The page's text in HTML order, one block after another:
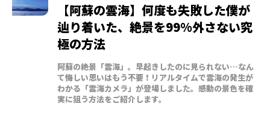
【阿蘇の雲海】何度も失敗した僕が
辿り着いた、絶景を99%外さない究
極の方法
阿蘇の絶景「雲海」。早起きしたのに見られない…なん
て悔しい思いはもう不要！リアルタイムで雲海の発生が
わかる「雲海カメラ」が登場しました。感動の景色を確
実に狙う方法をご紹介します。